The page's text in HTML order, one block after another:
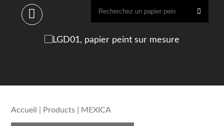
Accueil Products | MEXICA